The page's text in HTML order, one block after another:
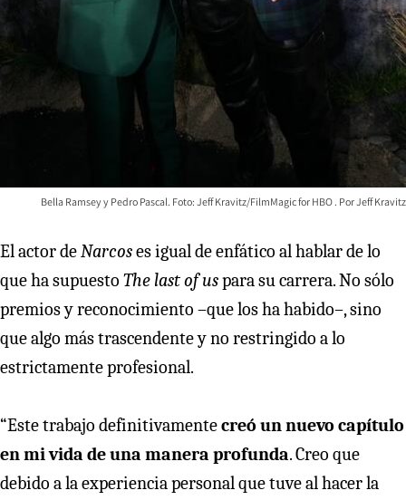
Bella Ramsey y Pedro Pascal. Foto: Jeff Kravitz/FilmMagic for HBO Jeff Kravitz
El actor deNarcoses igual de enfático al hablar de lo
que ha supuesto The last of uspara su carrera. No sólo
premios y reconocimiento –que los ha habido–, sino
que algo más trascendente y no restringido a lo
estrictamente profesional.
“Este trabajo definitivamentecreó un nuevo capítulo
en mi vida de una manera profunda. Creo que
debido a la experiencia personal que tuve al hacer la